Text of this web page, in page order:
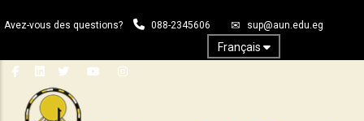
au
principal
Avez-vous des questions? 088-2345606 sup@aun.edu.eg
Français